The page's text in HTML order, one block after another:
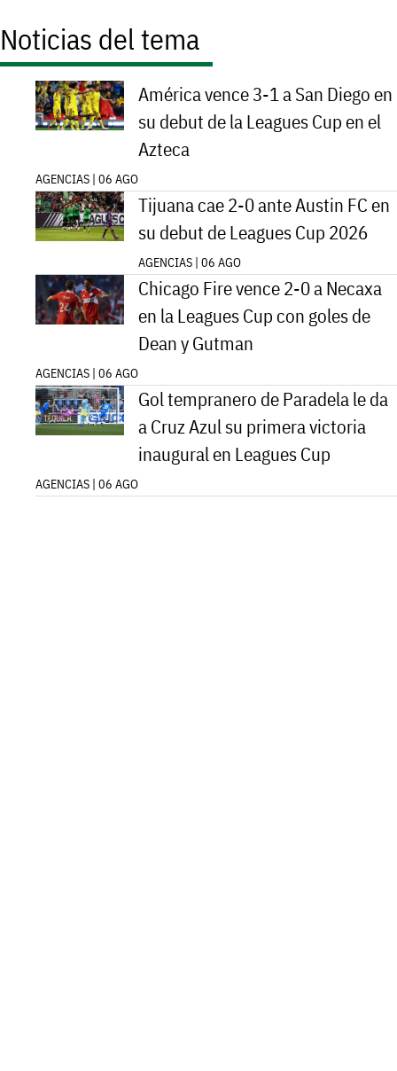
Noticias del tema
América vence 3-1 a San Diego en
su debut de la Leagues Cup en el
Azteca
AGENCIAS | 06 AGO
Tijuana cae 2-0 ante Austin FC en
su debut de Leagues Cup 2026
AGENCIAS | 06 AGO
Chicago Fire vence 2-0 a Necaxa
en la Leagues Cup con goles de
Dean y Gutman
AGENCIAS | 06 AGO
Gol tempranero de Paradela le da
a Cruz Azul su primera victoria
inaugural en Leagues Cup
AGENCIAS | 06 AGO